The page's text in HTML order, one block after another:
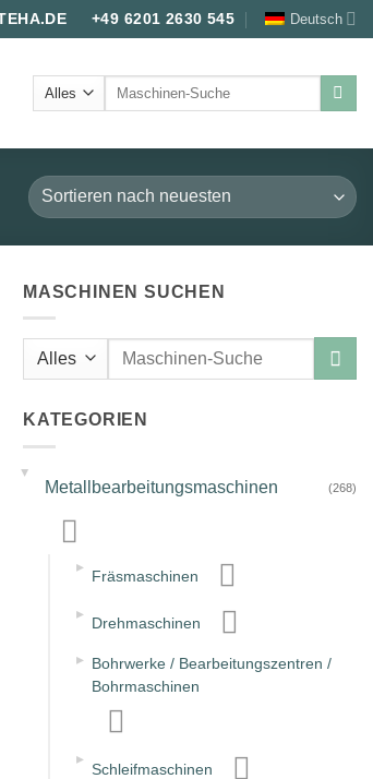
+49 6201 2630 545 Deutsch
Suche
MASCHINEN SUCHEN
Suche
KATEGORIEN
▸
Metallbearbeitungsmaschinen (268)
▸
Fräsmaschinen
▸
Drehmaschinen
▸ Bohrwerke / Bearbeitungszentren /
Bohrmaschinen
▸
Schleifmaschinen